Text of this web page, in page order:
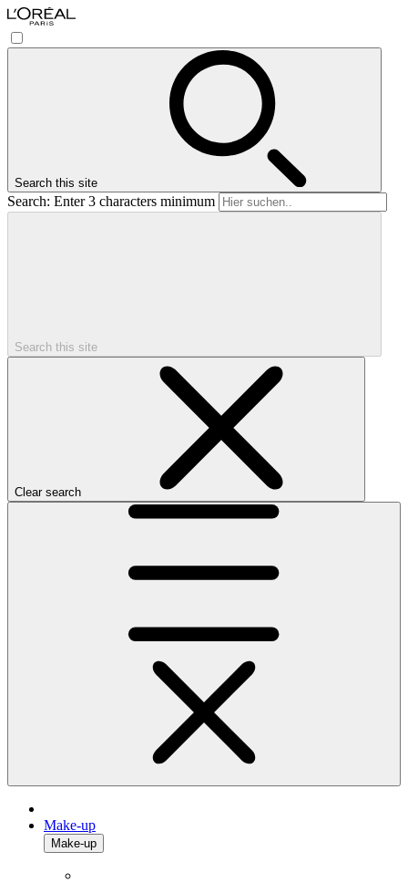
Search this site
Search: Enter 3 characters minimum
Search this site
Clear search
Make-up
Make-up